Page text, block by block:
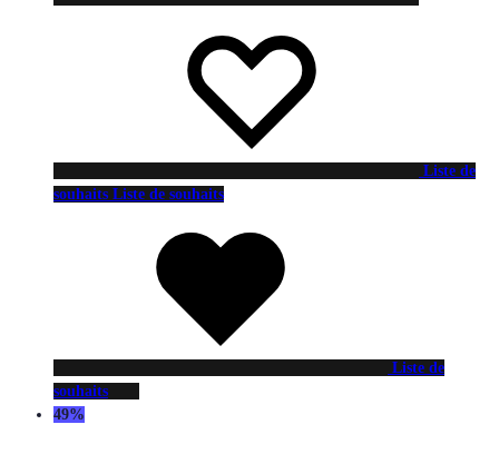
Liste de
souhaits Liste de souhaits
Liste de
souhaits
49%